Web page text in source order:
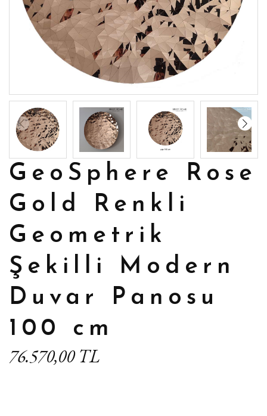
GeoSphere Rose
Gold Renkli
Geometrik
Şekilli Modern
Duvar Panosu
100 cm
76.570,00 TL